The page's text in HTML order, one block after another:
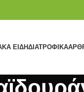
ΕΊΔΗΔΙΑΤΡΟΦΙΚΆ